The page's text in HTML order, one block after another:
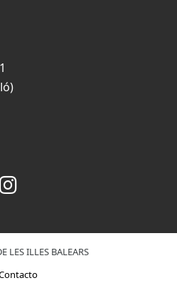
LES ILLES BALEARS